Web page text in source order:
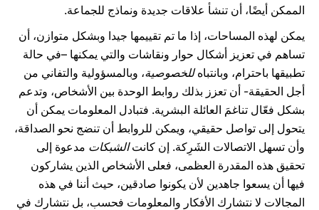
الممكن أيضًا، أن تنشأ علاقات جديدة ونماذج للجماعة.
يمكن لهذه المساحات، إذا ما تم تقييمها جيدا وبشكل متوازن، أن
تساهم في تعزيز أشكال حوار ونقاشات والتي يمكنها –في حالة
تطبيقها باحترام، وبانتباهللخصوصية، وبالمسؤولية والتفاني من
أجل الحقيقة- أن تعزز بذلك روابط الوحدة بين الأشخاص، وتدعم
بشكل فعّال تناغمَ العائلة البشرية. فتبادل المعلومات يمكن أن
يتحول إلى تواصل حقيقي، ويمكن للروابط أن تنضج نحو الصداقة،
وأن تسهل الاتصالات الشَرِكة. إن كانتالشبكات مدعوة إلى
تحقيق هذه المقدرة العظمى، فعلى الأشخاص الذين يشاركون
فيها أن يسعوا جاهدين لأن يكونوا صادقين، حيث أننا في هذه
المجالات لا نتشارك الأفكار والمعلومات فحسب، بل نتشارك في